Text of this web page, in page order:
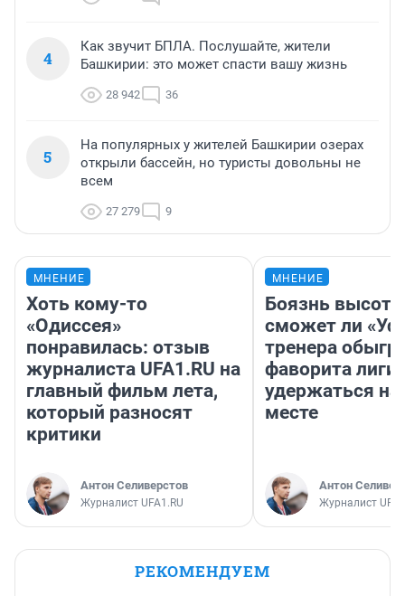
4
Как звучит БПЛА. Послушайте, жители
Башкирии: это может спасти вашу жизнь
28 942 36
5
На популярных у жителей Башкирии озерах
открыли бассейн, но туристы довольны не
всем
27 279 9
МНЕНИЕ
Хоть кому-то
«Одиссея»
понравилась: отзыв
журналиста UFA1.RU на
главный фильм лета,
который разносят
критики
Антон Селиверстов
Журналист UFA1.RU
МНЕНИЕ
Боязнь
сможет ли
тренера
фаворита лиги
удержаться
месте
Антон
Журналист
РЕКОМЕНДУЕМ